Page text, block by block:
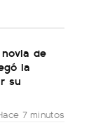
de
la
su
7 minutos